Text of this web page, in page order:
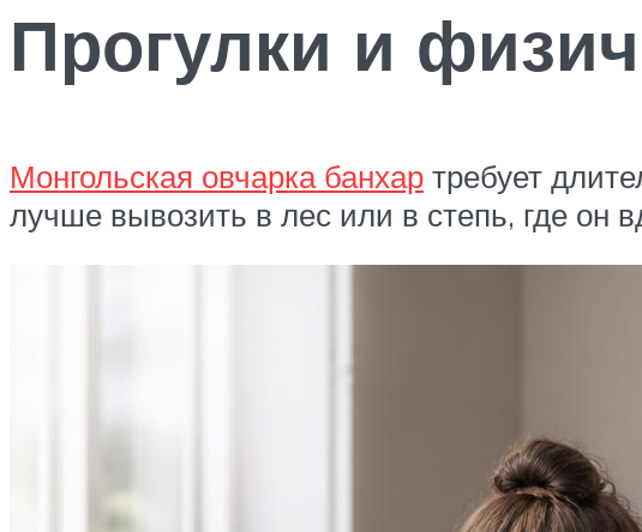
Прогулки и
Монгольская овчарка банхар требует
лучше вывозить в лес или в степь, где он